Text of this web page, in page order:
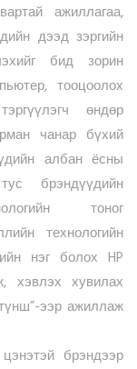
ажиллагаа,
дээд зэргийн
бид зорин
тооцоолох
өндөр
чанар бүхий
албан ёсны
брэндүүдийн
тоног
технологийн
нэг болох HP
хэвлэх хувилах
ээр ажиллаж
брэндээр